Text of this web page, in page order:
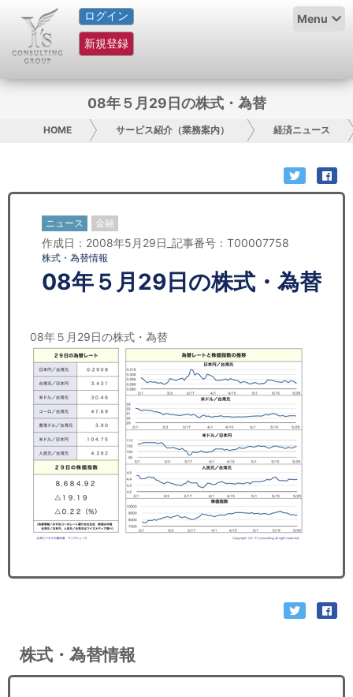
ログイン
新規登録
Menu
HOME
サービス紹介
グループ概要
日本人にPR
コンサルティング
セミナー
経済ニュース
労務顧問
ＩＴ
飲食店情報
08年５月29日の株式・為替
HOME サービス紹介（業務案内） 経済ニュース
ニュース 金融
作成日：2008年5月29日_記事番号：T00007758
株式・為替情報
08年５月29日の株式・為替
08年５月29日の株式・為替
株式・為替情報